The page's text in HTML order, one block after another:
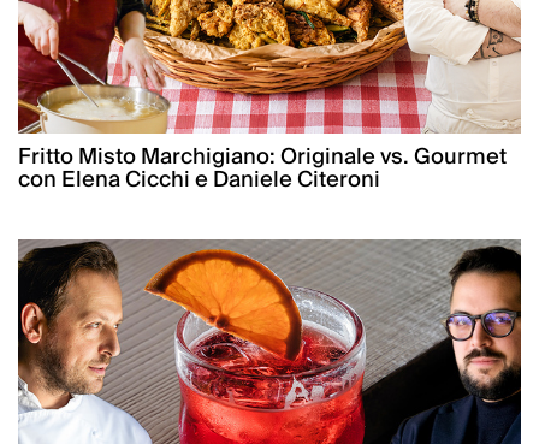
Fritto Misto Marchigiano: Originale vs. Gourmet
con Elena Cicchi e Daniele Citeroni